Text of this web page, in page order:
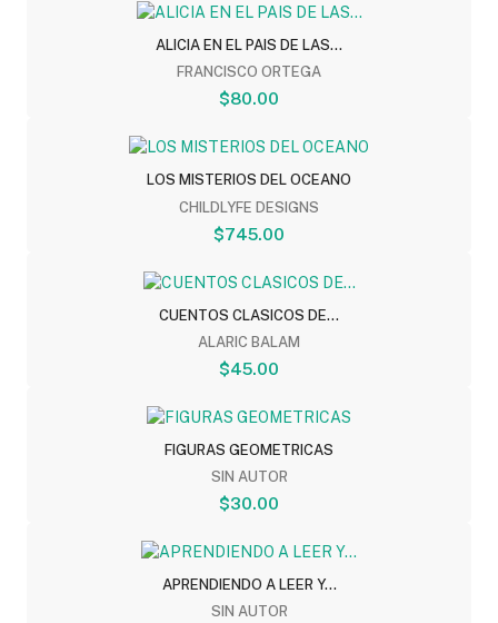
ALICIA EN EL PAIS DE LAS...
FRANCISCO ORTEGA
$80.00
LOS MISTERIOS DEL OCEANO
CHILDLYFE DESIGNS
$745.00
CUENTOS CLASICOS DE...
ALARIC BALAM
$45.00
FIGURAS GEOMETRICAS
SIN AUTOR
$30.00
APRENDIENDO A LEER Y...
SIN AUTOR